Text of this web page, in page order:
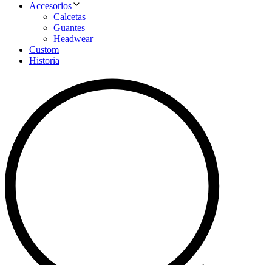
Accesorios
Calcetas
Guantes
Headwear
Custom
Historia